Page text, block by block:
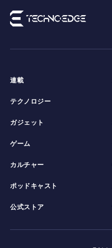
連載
テクノロジー
ガジェット
ゲーム
カルチャー
ポッドキャスト
公式ストア